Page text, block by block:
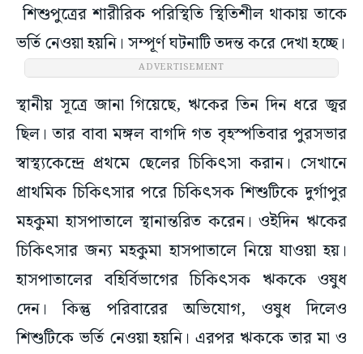
শিশুপুত্রের শারীরিক পরিস্থিতি স্থিতিশীল থাকায় তাকে
ভর্তি নেওয়া হয়নি। সম্পূর্ণ ঘটনাটি তদন্ত করে দেখা হচ্ছে।
ADVERTISEMENT
স্থানীয় সূত্রে জানা গিয়েছে, ঋকের তিন দিন ধরে জ্বর
ছিল। তার বাবা মঙ্গল বাগদি গত বৃহস্পতিবার পুরসভার
স্বাস্থ্যকেন্দ্রে প্রথমে ছেলের চিকিৎসা করান। সেখানে
প্রাথমিক চিকিৎসার পরে চিকিৎসক শিশুটিকে দুর্গাপুর
মহকুমা হাসপাতালে স্থানান্তরিত করেন। ওইদিন ঋকের
চিকিৎসার জন্য মহকুমা হাসপাতালে নিয়ে যাওয়া হয়।
হাসপাতালের বহির্বিভাগের চিকিৎসক ঋককে ওষুধ
দেন। কিন্তু পরিবারের অভিযোগ, ওষুধ দিলেও
শিশুটিকে ভর্তি নেওয়া হয়নি। এরপর ঋককে তার মা ও